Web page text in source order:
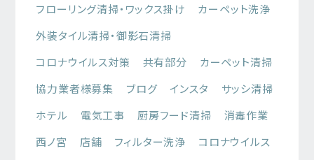
フローリング清掃・ワックス掛け
カーペット洗浄
外装タイル清掃・御影石清掃
コロナウイルス対策
共有部分
カーペット清掃
協力業者様募集
ブログ インスタ
サッシ清掃
ホテル
電気工事 厨房フード清掃
消毒作業
西ノ宮
店舗 フィルター洗浄
コロナウイルス